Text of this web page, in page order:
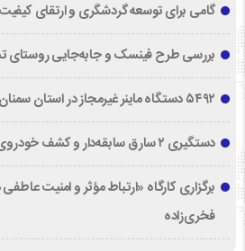
گامی برای توسعه گردشگری و ارتقای
بررسی طرح فینسک و جابه‌جایی روستای
۵۴۹۲ دستگاه ماینر غیرمجاز در استان سمنان جمع‌آوری شد
دستگیری ۲ سارق سابقه‌دار و کشف خودروی سرقتی در مهدیشهر
برگزاری کارگاه «ارتباط مؤثر و امنیت
فخری‌زاده